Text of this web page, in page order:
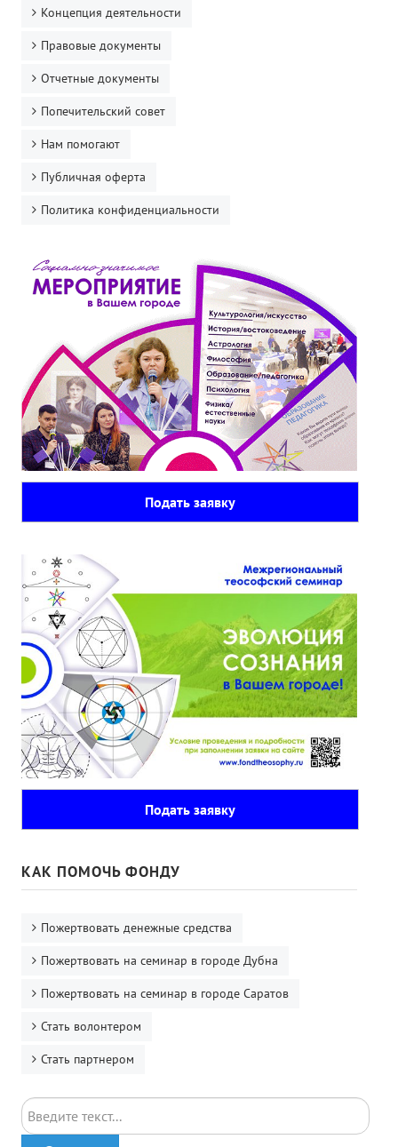
Концепция деятельности
Правовые документы
Отчетные документы
Попечительский совет
Нам помогают
Публичная оферта
Политика конфиденциальности
Подать заявку
Подать заявку
КАК ПОМОЧЬ ФОНДУ
Пожертвовать денежные средства
Пожертвовать на семинар в городе Дубна
Пожертвовать на семинар в городе Саратов
Стать волонтером
Стать партнером
Поиск